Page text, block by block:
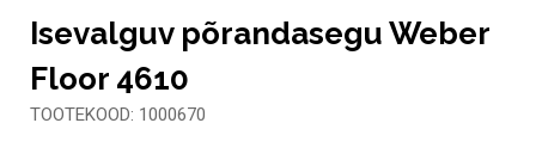
Isevalguv põrandasegu Weber
Floor 4610
TOOTEKOOD: 1000670